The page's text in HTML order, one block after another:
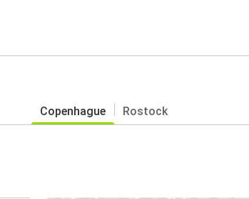
Copenhague Rostock